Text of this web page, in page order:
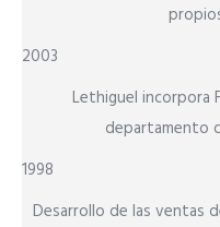
2003
Lethiguel incorpora
departamento
1998
Desarrollo de las ventas